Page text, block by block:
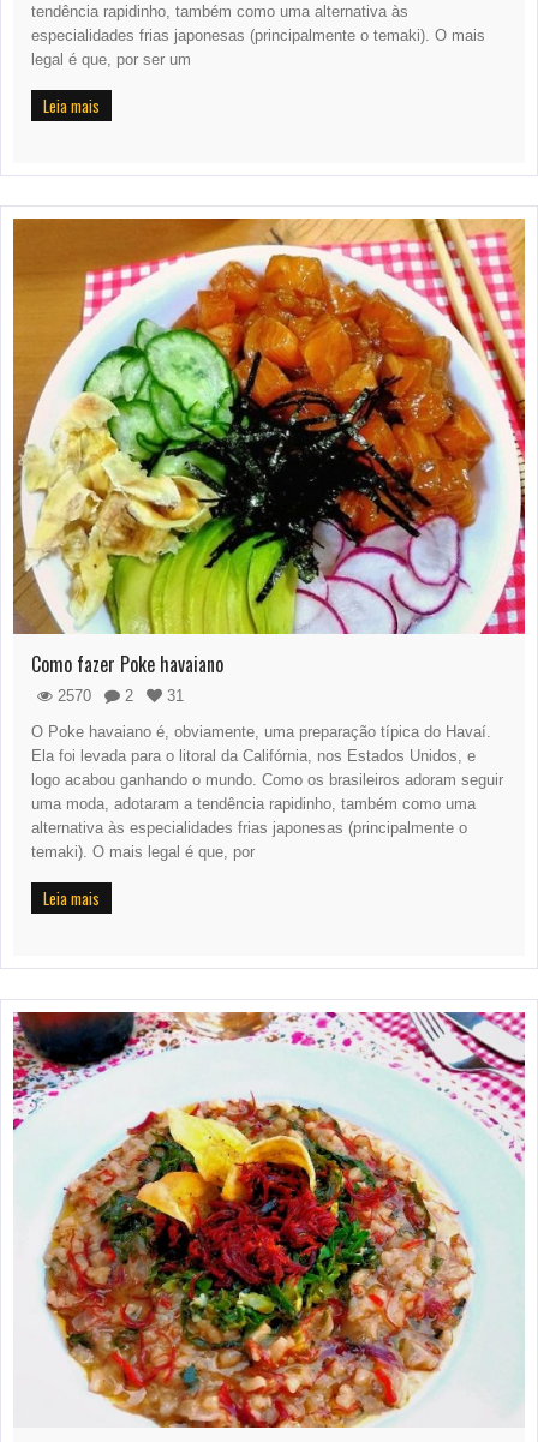
tendência rapidinho, também como uma alternativa às
especialidades frias japonesas (principalmente o temaki). O mais
legal é que, por ser um
Leia mais
Como fazer Poke havaiano
2570 2
31
O Poke havaiano é, obviamente, uma preparação típica do Havaí.
Ela foi levada para o litoral da Califórnia, nos Estados Unidos, e
logo acabou ganhando o mundo. Como os brasileiros adoram seguir
uma moda, adotaram a tendência rapidinho, também como uma
alternativa às especialidades frias japonesas (principalmente o
temaki). O mais legal é que, por
Leia mais